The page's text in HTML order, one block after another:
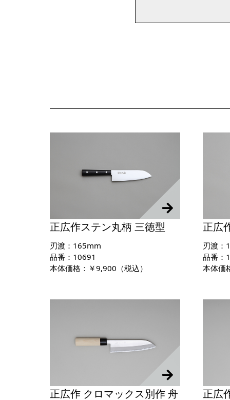
正広作ステン丸柄 三徳型
刃渡：165mm
品番：10691
本体価格：￥9,900（税込）
正広
刃渡：
品番：
本体価
正広作 クロマックス別作 舟
正広